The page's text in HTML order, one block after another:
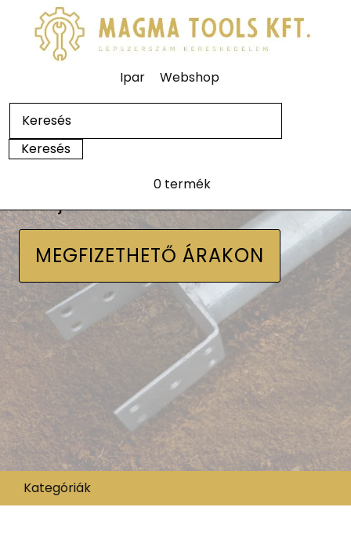
Ipar Webshop
0 termék
MEGFIZETHETŐ ÁRAKON
Kategóriák